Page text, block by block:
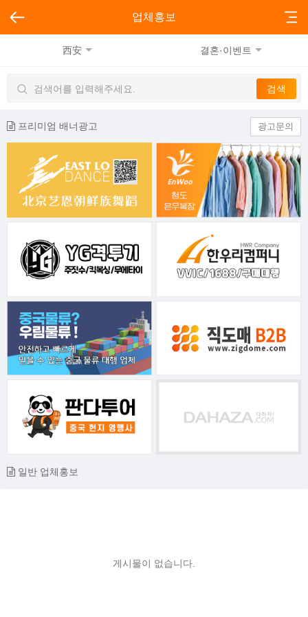
업체홍보
西安 결혼·이벤트
프리미엄 배너광고 광고문의
일반 업체홍보
게시물이 없습니다.